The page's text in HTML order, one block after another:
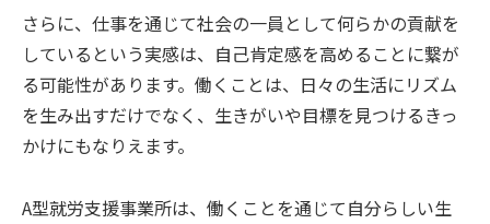
さらに、仕事を通じて社会の一員として何らかの貢献を
しているという実感は、自己肯定感を高めることに繋が
る可能性があります。働くことは、日々の生活にリズム
を生み出すだけでなく、生きがいや目標を見つけるきっ
かけにもなりえます。
A型就労支援事業所は、働くことを通じて自分らしい生